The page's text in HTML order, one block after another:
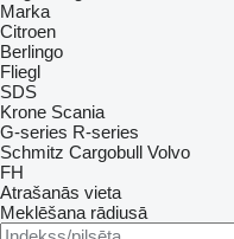
Marka
Citroen
Berlingo
Fliegl
SDS
Krone Scania
G-series R-series
Schmitz Cargobull Volvo
FH
Atrašanās vieta
Meklēšana rādiusā